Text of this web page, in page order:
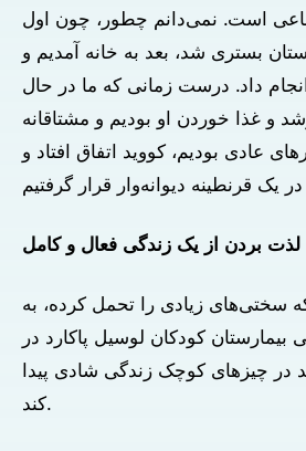
است. نمی‌دانم چطور، چون اول
بستری شد، بعد به خانه آمدیم و
داد. درست زمانی که ما در حال
و غذا خوردن او بودیم و مشتاقانه
عادی بودیم، کووید اتفاق افتاد و
لذت بردن از یک زندگی فعال و کامل
سختی‌های زیادی را تحمل کرده، به
بیمارستان کودکان لوسیل پاکارد در
در چیزهای کوچک زندگی شادی پیدا
کند.